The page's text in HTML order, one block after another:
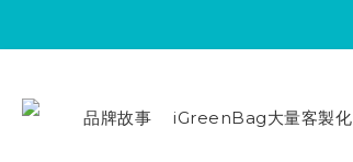
品牌故事 iGreenBag大量客製化